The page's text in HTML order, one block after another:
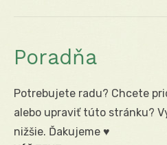
Poradňa
Potrebujete radu? Chcete
alebo upraviť túto stránku?
nižšie. Ďakujeme ♥